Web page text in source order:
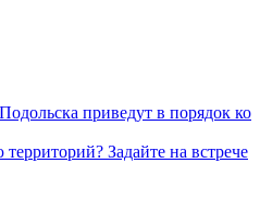
приведут в порядок ко
Задайте на встрече